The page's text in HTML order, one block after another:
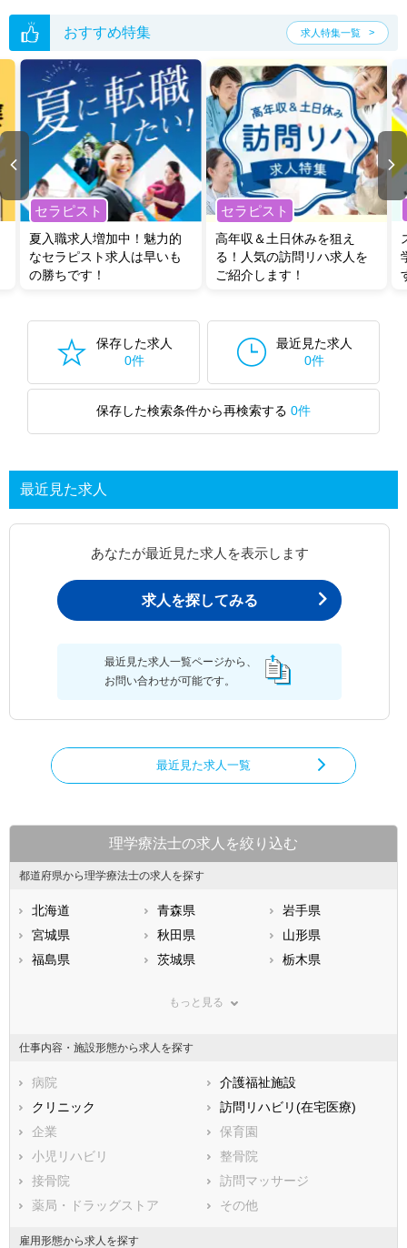
おすすめ特集 求人特集一覧
セラピスト
夏入職求人増加中！魅力的
なセラピスト求人は早いも
の勝ちです！
セラピスト
高年収＆土日休みを狙え
る！人気の訪問リハ求人を
ご紹介します！
保存した求人
0件
最近見た求人
0件
保存した検索条件から再検索する 0件
最近見た求人
あなたが最近見た求人を表示します
求人を探してみる
最近見た求人一覧ページから、
お問い合わせが可能です。
最近見た求人一覧
理学療法士の求人を絞り込む
都道府県から理学療法士の求人を探す
北海道 青森県
岩手県
宮城県
秋田県
山形県
福島県
茨城県
栃木県
神奈川県
石川県
福井県
静岡県
三重県
滋賀県
大阪府
兵庫県
鳥取県
広島県
徳島県
香川県
愛媛県
もっと見る
仕事内容・施設形態から求人を探す
病院
介護福祉施設
クリニック
訪問リハビリ(在宅医療)
企業
保育園
小児リハビリ
整骨院
接骨院
訪問マッサージ
薬局・ドラッグストア
その他
雇用形態から求人を探す